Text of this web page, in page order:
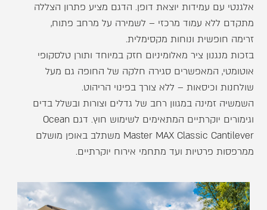
אלגנטי עם עמידות יוצאת דופן. הדגם מציע פתרון הצללה
מתקדם ללא עמוד מרכזי – לשמירה על מרחב פתוח,
זרימה חופשית ונוחות מקסימלית.
בזכות מנגנון ציר מאלומיניום חזק במיוחד ותורן טלסקופי
אוטומטי, המאפשרים סגירה חלקה של החופה גם מעל
שולחנות וכיסאות – ללא צורך בפינוי הריהוט.
השמשיה זמינה במגוון רחב של גדלים וצורות ובשלל בדים
וגימורים יוקרתיים המתאימים לשימוש חוץ. דגם Ocean
Master MAX Classic Cantilever משתלב באופן מושלם
ממרפסות פרטיות ועד מתחמי אירוח יוקרתיים.